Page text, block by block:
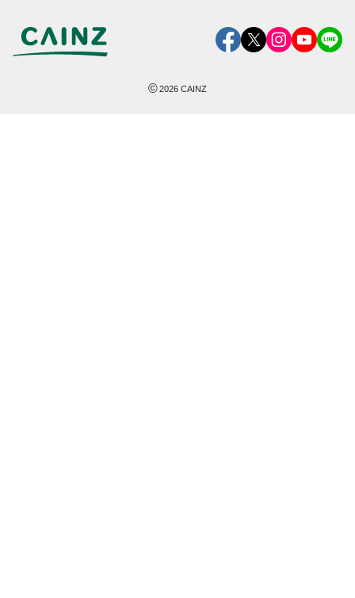
©2026 CAINZ